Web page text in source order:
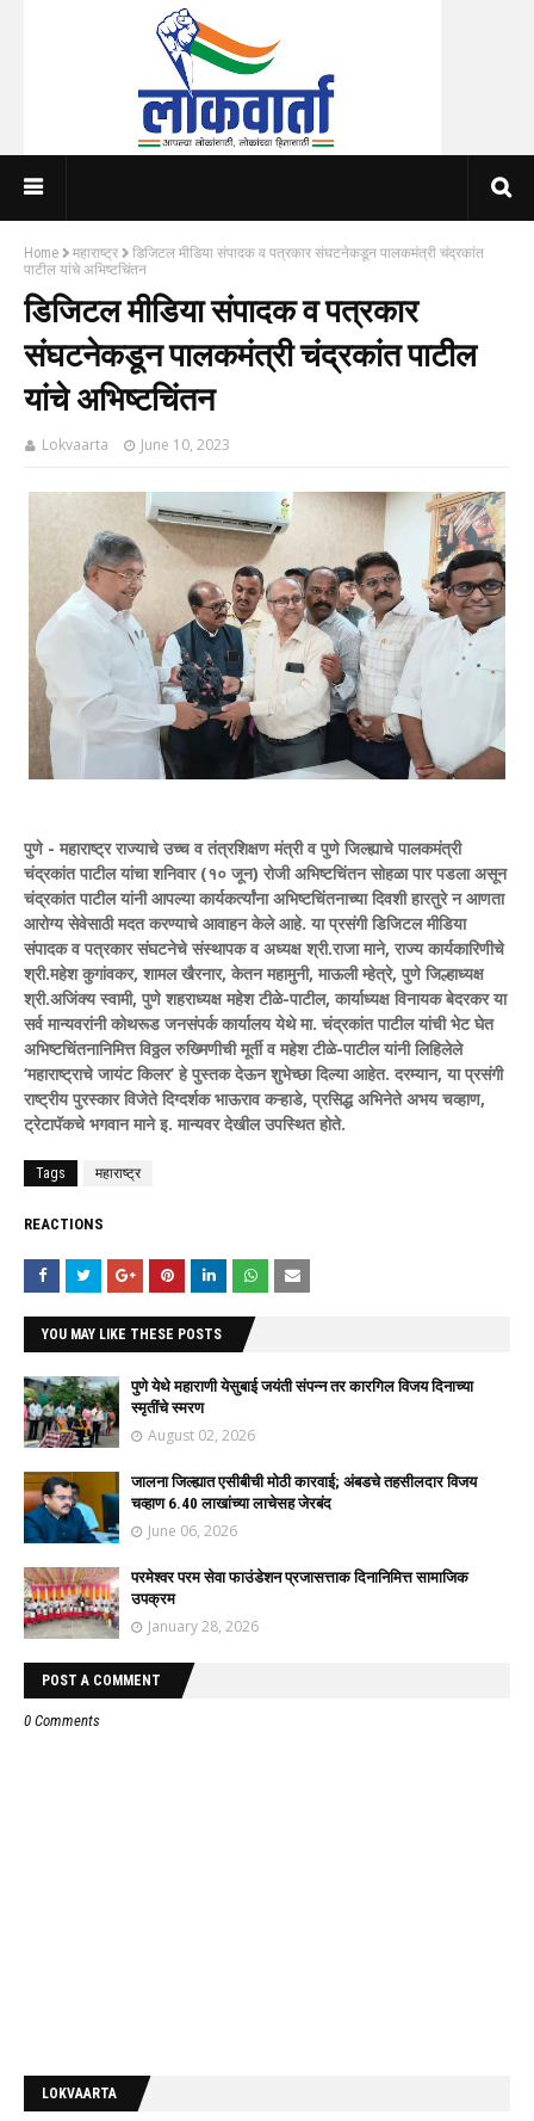
Home महाराष्ट्र
डिजिटल मीडिया संपादक व पत्रकार संघटनेकडून पालकमंत्री चंद्रकांत
पाटील यांचे अभिष्टचिंतन
डिजिटल मीडिया संपादक व पत्रकार
संघटनेकडून पालकमंत्री चंद्रकांत पाटील
यांचे अभिष्टचिंतन
Lokvaarta June 10, 2023
पुणे - महाराष्ट्र राज्याचे उच्च व तंत्रशिक्षण मंत्री व पुणे जिल्ह्याचे पालकमंत्री
चंद्रकांत पाटील यांचा शनिवार (१० जून) रोजी अभिष्टचिंतन सोहळा पार पडला असून
चंद्रकांत पाटील यांनी आपल्या कार्यकर्त्यांना अभिष्टचिंतनाच्या दिवशी हारतुरे न आणता
आरोग्य सेवेसाठी मदत करण्याचे आवाहन केले आहे. या प्रसंगी डिजिटल मीडिया
संपादक व पत्रकार संघटनेचे संस्थापक व अध्यक्ष श्री.राजा माने, राज्य कार्यकारिणीचे
श्री.महेश कुगांवकर, शामल खैरनार, केतन महामुनी, माऊली म्हेत्रे, पुणे जिल्हाध्यक्ष
श्री.अजिंक्य स्वामी, पुणे शहराध्यक्ष महेश टीळे-पाटील, कार्याध्यक्ष विनायक बेदरकर या
सर्व मान्यवरांनी कोथरूड जनसंपर्क कार्यालय येथे मा. चंद्रकांत पाटील यांची भेट घेत
अभिष्टचिंतनानिमित्त विठ्ठल रुख्मिणीची मूर्ती व महेश टीळे-पाटील यांनी लिहिलेले
‘महाराष्ट्राचे जायंट किलर’ हे पुस्तक देऊन शुभेच्छा दिल्या आहेत. दरम्यान, या प्रसंगी
राष्ट्रीय पुरस्कार विजेते दिग्दर्शक भाऊराव कऱ्हाडे, प्रसिद्ध अभिनेते अभय चव्हाण,
ट्रेटापॅकचे भगवान माने इ. मान्यवर देखील उपस्थित होते.
Tags महाराष्ट्र
REACTIONS
YOU MAY LIKE THESE POSTS
पुणे येथे महाराणी येसुबाई जयंती संपन्न तर कारगिल विजय दिनाच्या
स्मृतींचे स्मरण
August 02, 2026
जालना जिल्ह्यात एसीबीची मोठी कारवाई; अंबडचे तहसीलदार विजय
चव्हाण 6.40 लाखांच्या लाचेसह जेरबंद
June 06, 2026
परमेश्वर परम सेवा फाउंडेशन प्रजासत्ताक दिनानिमित्त सामाजिक
उपक्रम
January 28, 2026
POST A COMMENT
0 Comments
LOKVAARTA